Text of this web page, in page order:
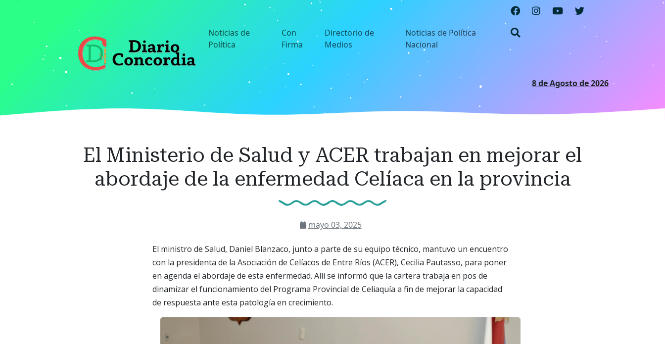
Noticias de
Política
Con
Firma
Directorio de
Medios
Noticias de Política
Nacional
8 de Agosto de 2026
El Ministerio de Salud y ACER trabajan en mejorar el
abordaje de la enfermedad Celíaca en la provincia
mayo 03, 2025
El ministro de Salud, Daniel Blanzaco, junto a parte de su equipo técnico, mantuvo un encuentro
con la presidenta de la Asociación de Celíacos de Entre Ríos (ACER), Cecilia Pautasso, para poner
en agenda el abordaje de esta enfermedad. Allí se informó que la cartera trabaja en pos de
dinamizar el funcionamiento del Programa Provincial de Celiaquía a fin de mejorar la capacidad
de respuesta ante esta patología en crecimiento.